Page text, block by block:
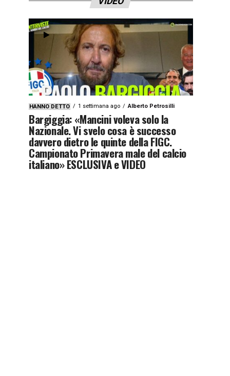
HANNO DETTO 1 settimana ago Alberto Petrosilli
Bargiggia: «Mancini voleva solo la
Nazionale. Vi svelo cosa è successo
davvero dietro le quinte della FIGC.
Campionato Primavera male del calcio
italiano» ESCLUSIVA e VIDEO